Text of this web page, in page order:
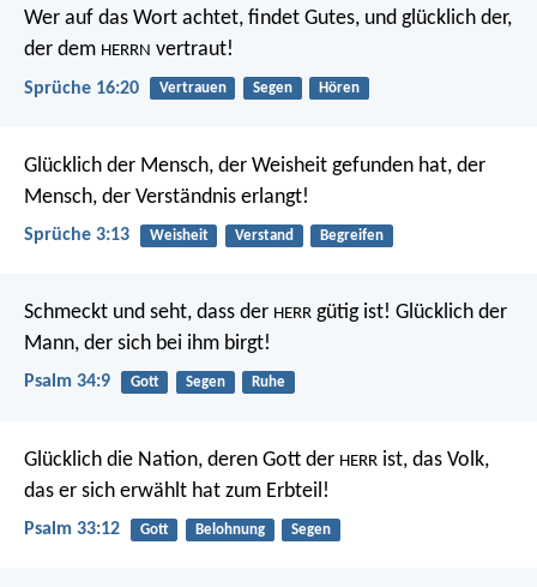
Wer auf das Wort achtet, findet Gutes, und glücklich der,
der dem HERRN vertraut!
Sprüche 16:20 Vertrauen Segen Hören
Glücklich der Mensch, der Weisheit gefunden hat, der
Mensch, der Verständnis erlangt!
Sprüche 3:13 Weisheit Verstand Begreifen
Schmeckt und seht, dass der HERR gütig ist! Glücklich der
Mann, der sich bei ihm birgt!
Psalm 34:9 Gott Segen Ruhe
Glücklich die Nation, deren Gott der HERR ist, das Volk,
das er sich erwählt hat zum Erbteil!
Psalm 33:12 Gott Belohnung Segen